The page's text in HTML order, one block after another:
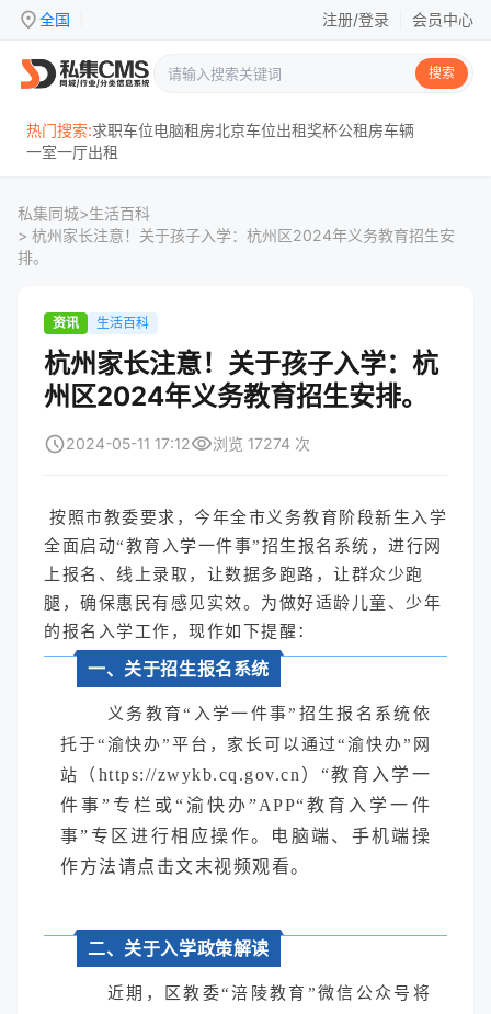
location_on全国 注册/登录 会员中心
搜索
热门搜索:求职车位电脑租房北京车位出租奖杯公租房车辆
一室一厅出租
私集同城>生活百科
> 杭州家长注意！关于孩子入学：杭州区2024年义务教育招生安
排。
资讯 生活百科
杭州家长注意！关于孩子入学：杭
州区2024年义务教育招生安排。
schedule2024-05-11 17:12visibility浏览 17274 次
按照市教委要求，今年全市义务教育阶段新生入学
全面启动“教育入学一件事”招生报名系统，进行网
上报名、线上录取，让数据多跑路，让群众少跑
腿，确保惠民有感见实效。为做好适龄儿童、少年
的报名入学工作，现作如下提醒：
一、关于招生报名系统
义务教育“入学一件事”招生报名系统依
托于“渝快办”平台，家长可以通过“渝快办”网
站（ https://zwykb.cq.gov.cn）“教育入学一
件事”专栏或“渝快办”APP“教育入学一件
事”专区进行相应操作。电脑端、手机端操
作方法请点击文末视频观看。
二、关于入学政策解读
近期，区教委“涪陵教育”微信公众号将